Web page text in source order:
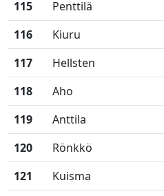
115 Penttilä
116
Kiuru
117
Hellsten
118
Aho
119
Anttila
120
Rönkkö
121
Kuisma